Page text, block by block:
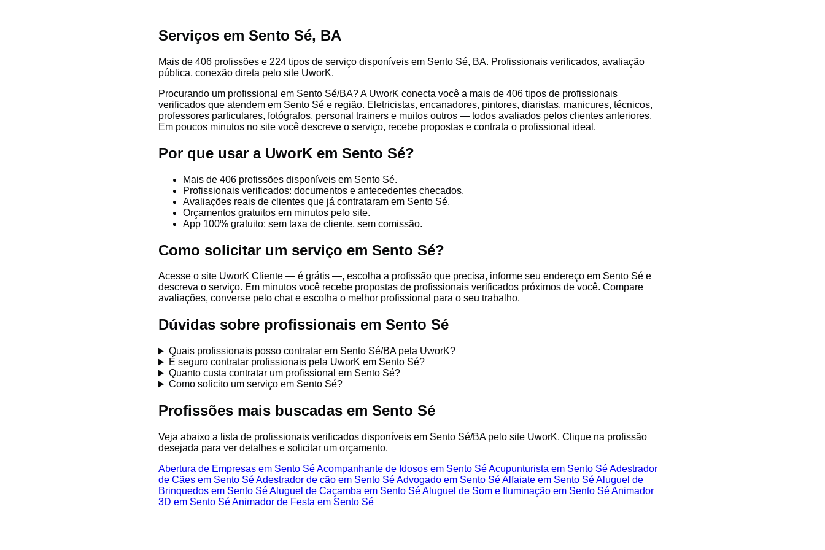
Serviços em Sento Sé, BA
Mais de 406 profissões e 224 tipos de serviço disponíveis em Sento Sé, BA. Profissionais verificados, avaliação
pública, conexão direta pelo site UworK.
Procurando um profissional em Sento Sé/BA? A UworK conecta você a mais de 406 tipos de profissionais
verificados que atendem em Sento Sé e região. Eletricistas, encanadores, pintores, diaristas, manicures, técnicos,
professores particulares, fotógrafos, personal trainers e muitos outros — todos avaliados pelos clientes anteriores.
Em poucos minutos no site você descreve o serviço, recebe propostas e contrata o profissional ideal.
Por que usar a UworK em Sento Sé?
Mais de 406 profissões disponíveis em Sento Sé.
Profissionais verificados: documentos e antecedentes checados.
Avaliações reais de clientes que já contrataram em Sento Sé.
Orçamentos gratuitos em minutos pelo site.
App 100% gratuito: sem taxa de cliente, sem comissão.
Como solicitar um serviço em Sento Sé?
Acesse o site UworK Cliente — é grátis —, escolha a profissão que precisa, informe seu endereço em Sento Sé e
descreva o serviço. Em minutos você recebe propostas de profissionais verificados próximos de você. Compare
avaliações, converse pelo chat e escolha o melhor profissional para o seu trabalho.
Dúvidas sobre profissionais em Sento Sé
Quais profissionais posso contratar em Sento Sé/BA pela UworK?
É seguro contratar profissionais pela UworK em Sento Sé?
Quanto custa contratar um profissional em Sento Sé?
Como solicito um serviço em Sento Sé?
Profissões mais buscadas em Sento Sé
Veja abaixo a lista de profissionais verificados disponíveis em Sento Sé/BA pelo site UworK. Clique na profissão
desejada para ver detalhes e solicitar um orçamento.
Abertura de Empresas em Sento SéAcompanhante de Idosos em Sento SéAcupunturista em Sento SéAdestrador
de Cães em Sento SéAdestrador de cão em Sento SéAdvogado em Sento SéAlfaiate em Sento SéAluguel de
Brinquedos em Sento SéAluguel de Caçamba em Sento SéAluguel de Som e Iluminação em Sento SéAnimador
3D em Sento SéAnimador de Festa em Sento Sé